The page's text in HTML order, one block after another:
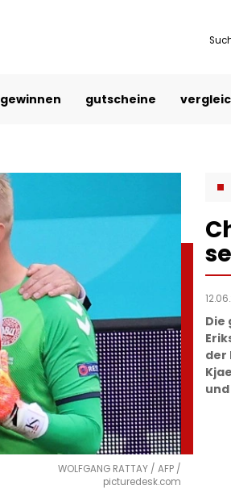
gewinnen gutscheine
WOLFGANG RATTAY / AFP /
picturedesk.com
Die
der